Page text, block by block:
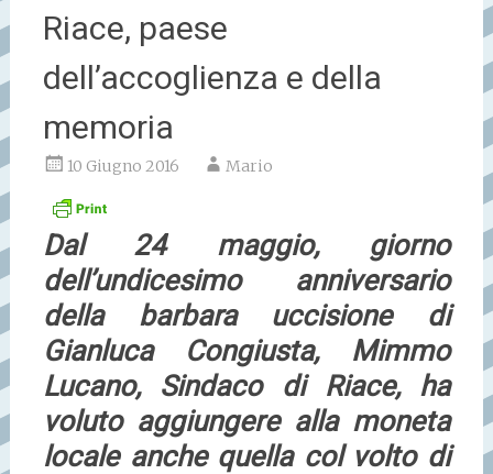
Riace, paese
dell’accoglienza e della
memoria
10 Giugno 2016 Mario
Dal 24 maggio, giorno
dell’undicesimo anniversario
della barbara uccisione di
Gianluca Congiusta, Mimmo
Lucano, Sindaco di Riace, ha
voluto aggiungere alla moneta
locale anche quella col volto di